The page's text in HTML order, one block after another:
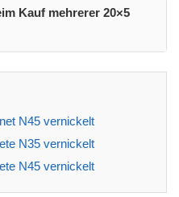
Kauf mehrerer 20×5
N45 vernickelt
N35 vernickelt
N45 vernickelt